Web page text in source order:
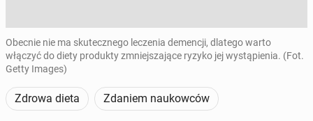
Obecnie nie ma skutecznego leczenia demencji, dlatego warto
włączyć do diety produkty zmniejszające ryzyko jej wystąpienia. (Fot.
Getty Images)
Zdrowa dieta Zdaniem naukowców